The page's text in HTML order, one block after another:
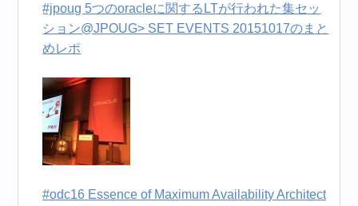
#jpoug 5つのoracleに関するLTが行われた集セッ
ション@JPOUG> SET EVENTS 20151017のまと
めレポ
#odc16 Essence of Maximum Availability Architect